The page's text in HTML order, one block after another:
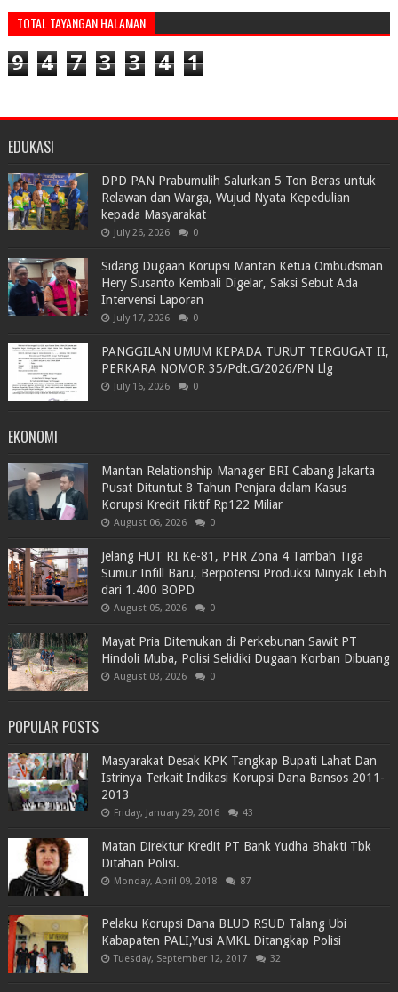
TOTAL TAYANGAN HALAMAN
9 4 7 3 3 4 1
EDUKASI
DPD PAN Prabumulih Salurkan 5 Ton Beras untuk
Relawan dan Warga, Wujud Nyata Kepedulian
kepada Masyarakat
July 26, 2026 0
Sidang Dugaan Korupsi Mantan Ketua Ombudsman
Hery Susanto Kembali Digelar, Saksi Sebut Ada
Intervensi Laporan
July 17, 2026 0
PANGGILAN UMUM KEPADA TURUT TERGUGAT II,
PERKARA NOMOR 35/Pdt.G/2026/PN Llg
July 16, 2026 0
EKONOMI
Mantan Relationship Manager BRI Cabang Jakarta
Pusat Dituntut 8 Tahun Penjara dalam Kasus
Korupsi Kredit Fiktif Rp122 Miliar
August 06, 2026 0
Jelang HUT RI Ke-81, PHR Zona 4 Tambah Tiga
Sumur Infill Baru, Berpotensi Produksi Minyak Lebih
dari 1.400 BOPD
August 05, 2026 0
Mayat Pria Ditemukan di Perkebunan Sawit PT
Hindoli Muba, Polisi Selidiki Dugaan Korban Dibuang
August 03, 2026 0
POPULAR POSTS
Masyarakat Desak KPK Tangkap Bupati Lahat Dan
Istrinya Terkait Indikasi Korupsi Dana Bansos 2011-
2013
Friday, January 29, 2016 43
Matan Direktur Kredit PT Bank Yudha Bhakti Tbk
Ditahan Polisi.
Monday, April 09, 2018 87
Pelaku Korupsi Dana BLUD RSUD Talang Ubi
Kabapaten PALI,Yusi AMKL Ditangkap Polisi
Tuesday, September 12, 2017 32